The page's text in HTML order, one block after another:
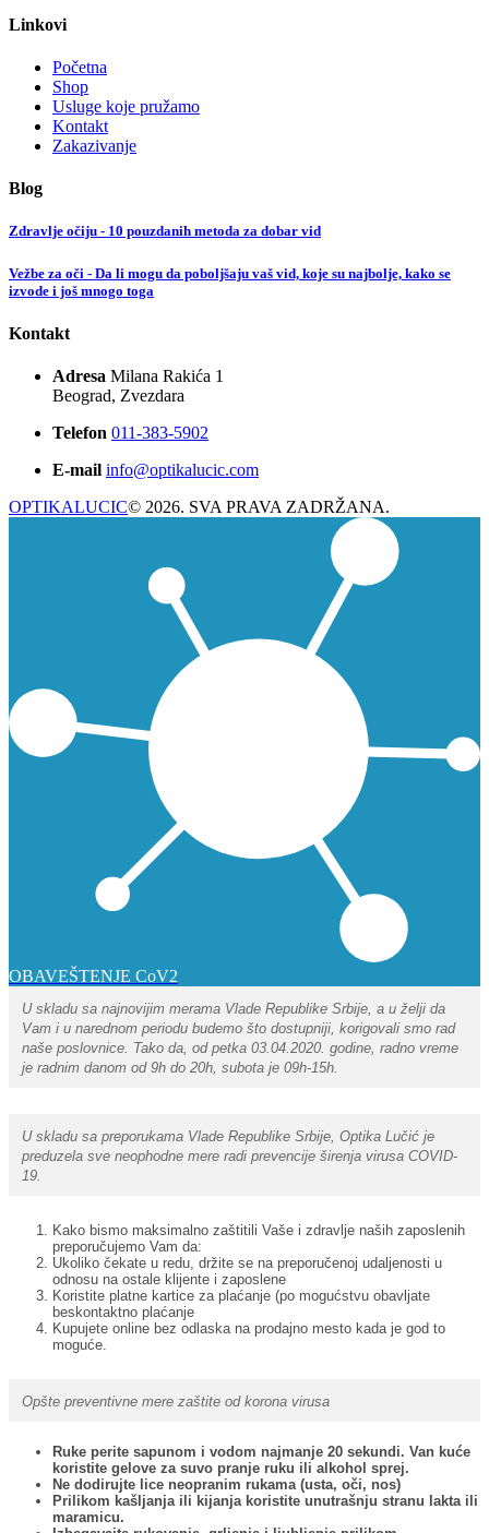
Linkovi
Početna
Shop
Usluge koje pružamo
Kontakt
Zakazivanje
Blog
Zdravlje očiju - 10 pouzdanih metoda za dobar vid
Vežbe za oči - Da li mogu da poboljšaju vaš vid, koje su najbolje, kako se
izvode i još mnogo toga
Kontakt
Adresa Milana Rakića 1
Beograd, Zvezdara
Telefon 011-383-5902
E-mail info@optikalucic.com
OPTIKALUCIC© 2026. SVA PRAVA ZADRŽANA.
OBAVEŠTENJE CoV2
U skladu sa najnovijim merama Vlade Republike Srbije, a u želji da
Vam i u narednom periodu budemo što dostupniji, korigovali smo rad
naše poslovnice. Tako da, od petka 03.04.2020. godine, radno vreme
je radnim danom od 9h do 20h, subota je 09h-15h.
U skladu sa preporukama Vlade Republike Srbije, Optika Lučić je
preduzela sve neophodne mere radi prevencije širenja virusa COVID-
19.
Kako bismo maksimalno zaštitili Vaše i zdravlje naših zaposlenih
preporučujemo Vam da:
Ukoliko čekate u redu, držite se na preporučenoj udaljenosti u
odnosu na ostale klijente i zaposlene
Koristite platne kartice za plaćanje (po mogućstvu obavljate
beskontaktno plaćanje
Kupujete online bez odlaska na prodajno mesto kada je god to
moguće.
Opšte preventivne mere zaštite od korona virusa
Ruke perite sapunom i vodom najmanje 20 sekundi. Van kuće
koristite gelove za suvo pranje ruku ili alkohol sprej.
Ne dodirujte lice neopranim rukama (usta, oči, nos)
Prilikom kašljanja ili kijanja koristite unutrašnju stranu lakta ili
maramicu.